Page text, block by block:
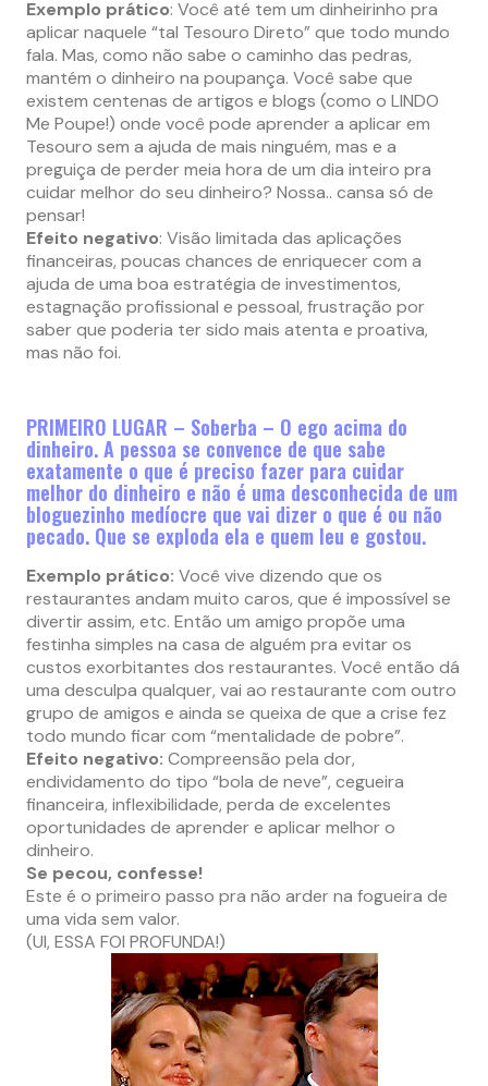
Exemplo prático: Você até tem um dinheirinho pra
aplicar naquele “tal Tesouro Direto” que todo mundo
fala. Mas, como não sabe o caminho das pedras,
mantém o dinheiro na poupança. Você sabe que
existem centenas de artigos e blogs (como o LINDO
Me Poupe!) onde você pode aprender a aplicar em
Tesouro sem a ajuda de mais ninguém, mas e a
preguiça de perder meia hora de um dia inteiro pra
cuidar melhor do seu dinheiro? Nossa.. cansa só de
pensar!
Efeito negativo: Visão limitada das aplicações
financeiras, poucas chances de enriquecer com a
ajuda de uma boa estratégia de investimentos,
estagnação profissional e pessoal, frustração por
saber que poderia ter sido mais atenta e proativa,
mas não foi.
PRIMEIRO LUGAR – Soberba – O ego acima do
dinheiro. A pessoa se convence de que sabe
exatamente o que é preciso fazer para cuidar
melhor do dinheiro e não é uma desconhecida de um
bloguezinho medíocre que vai dizer o que é ou não
pecado. Que se exploda ela e quem leu e gostou.
Exemplo prático: Você vive dizendo que os
restaurantes andam muito caros, que é impossível se
divertir assim, etc. Então um amigo propõe uma
festinha simples na casa de alguém pra evitar os
custos exorbitantes dos restaurantes. Você então dá
uma desculpa qualquer, vai ao restaurante com outro
grupo de amigos e ainda se queixa de que a crise fez
todo mundo ficar com “mentalidade de pobre”.
Efeito negativo: Compreensão pela dor,
endividamento do tipo “bola de neve”, cegueira
financeira, inflexibilidade, perda de excelentes
oportunidades de aprender e aplicar melhor o
dinheiro.
Se pecou, confesse!
Este é o primeiro passo pra não arder na fogueira de
uma vida sem valor.
(UI, ESSA FOI PROFUNDA!)